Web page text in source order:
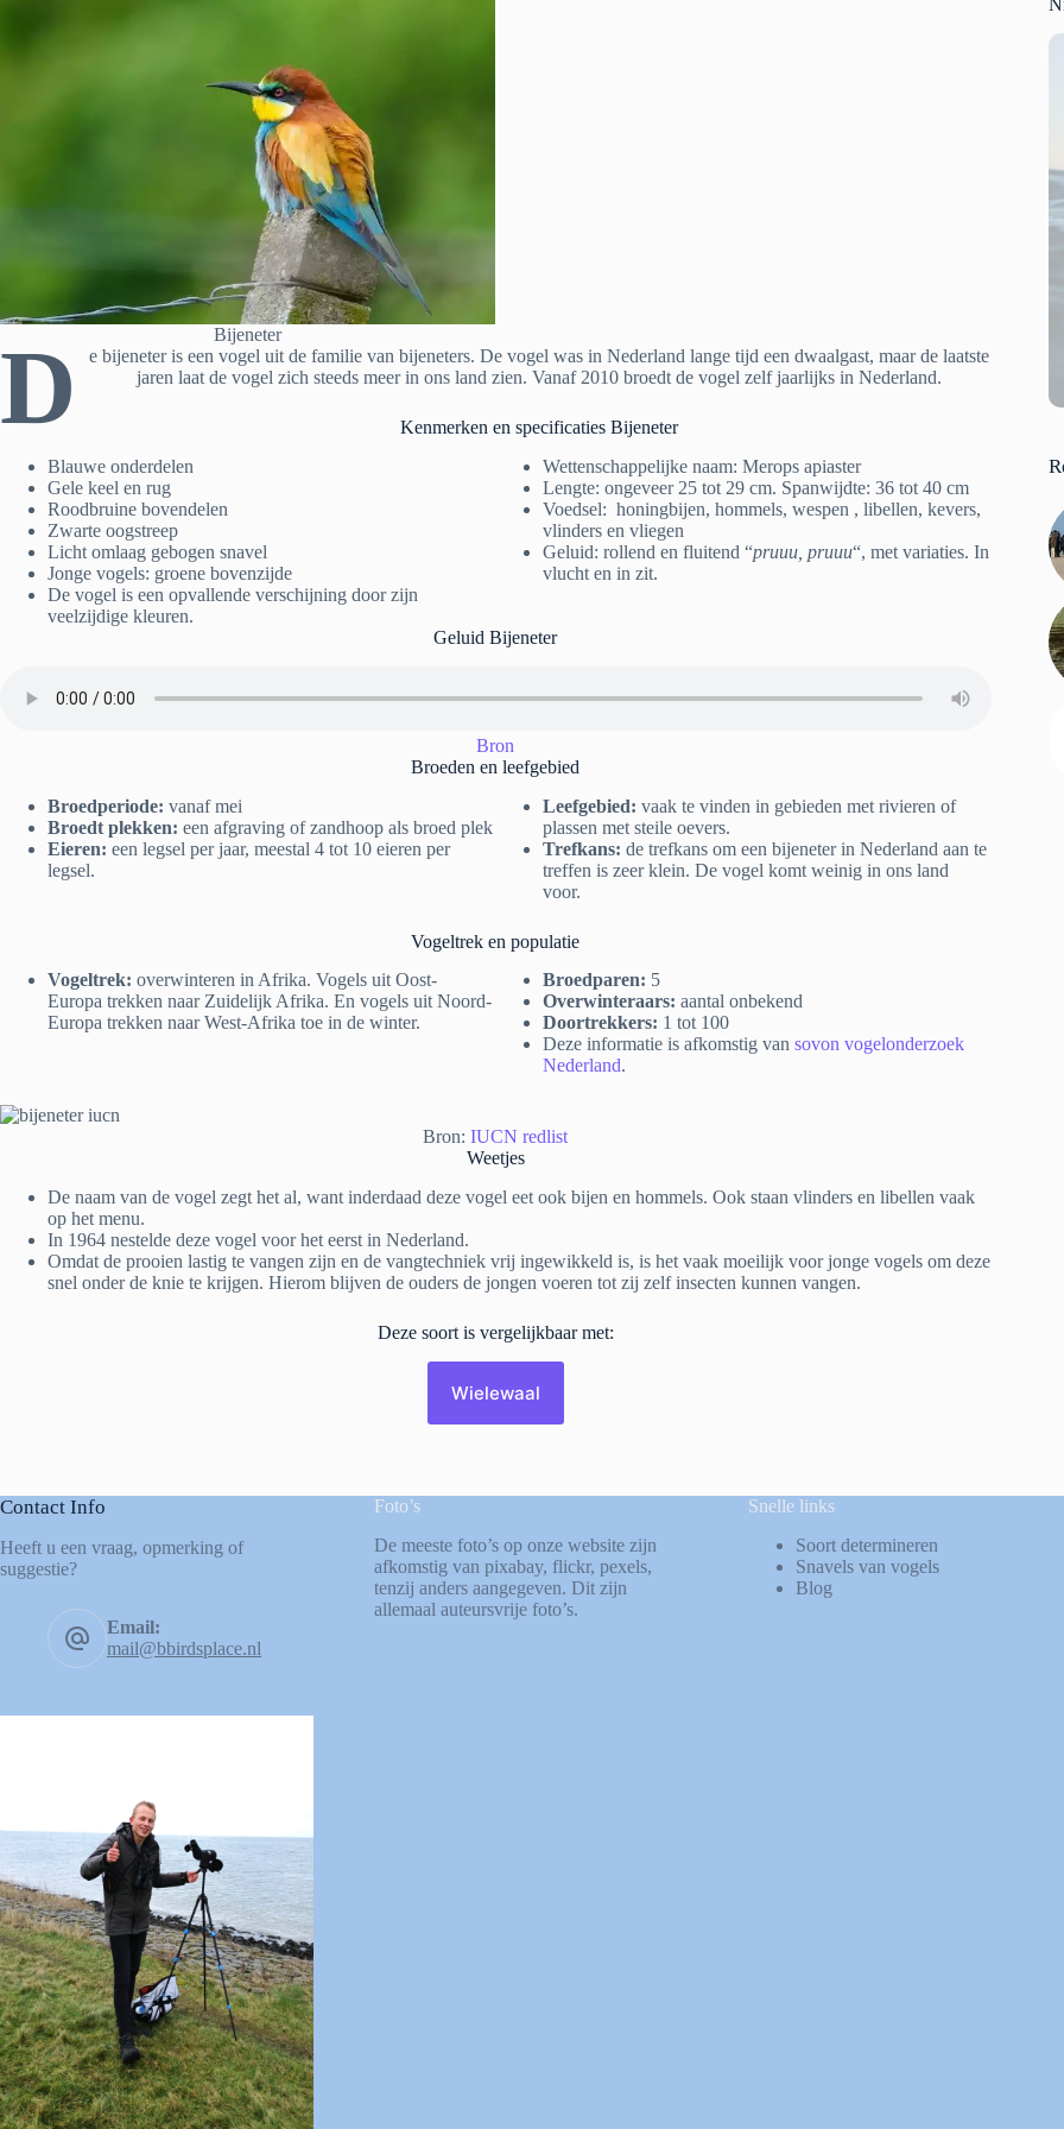
Bijeneter
D
e bijeneter is een vogel uit de familie van bijeneters. De vogel was in Nederland lange tijd een dwaalgast, maar de laatste
jaren laat de vogel zich steeds meer in ons land zien. Vanaf 2010 broedt de vogel zelf jaarlijks in Nederland.
Kenmerken en specificaties Bijeneter
Blauwe onderdelen
Gele keel en rug
Roodbruine bovendelen
Zwarte oogstreep
Licht omlaag gebogen snavel
Jonge vogels: groene bovenzijde
De vogel is een opvallende verschijning door zijn
veelzijdige kleuren.
Wettenschappelijke naam: Merops apiaster
Lengte: ongeveer 25 tot 29 cm. Spanwijdte: 36 tot 40 cm
Voedsel: honingbijen, hommels, wespen , libellen, kevers,
vlinders en vliegen
Geluid: rollend en fluitend “pruuu, pruuu“, met variaties. In
vlucht en in zit.
Geluid Bijeneter
Bron
Broeden en leefgebied
Broedperiode: vanaf mei
Broedt plekken: een afgraving of zandhoop als broed plek
Eieren: een legsel per jaar, meestal 4 tot 10 eieren per
legsel.
Leefgebied:vaak te vinden in gebieden met rivieren of
plassen met steile oevers.
Trefkans: de trefkans om een bijeneter in Nederland aan te
treffen is zeer klein. De vogel komt weinig in ons land
voor.
Vogeltrek en populatie
Vogeltrek: overwinteren in Afrika. Vogels uit Oost-
Europa trekken naar Zuidelijk Afrika. En vogels uit Noord-
Europa trekken naar West-Afrika toe in de winter.
Broedparen: 5
Overwinteraars: aantal onbekend
Doortrekkers: 1 tot 100
Deze informatie is afkomstig vansovon vogelonderzoek
Nederland.
Bron: IUCN redlist
Weetjes
De naam van de vogel zegt het al, want inderdaad deze vogel eet ook bijen en hommels. Ook staan vlinders en libellen vaak
op het menu.
In 1964 nestelde deze vogel voor het eerst in Nederland.
Omdat de prooien lastig te vangen zijn en de vangtechniek vrij ingewikkeld is, is het vaak moeilijk voor jonge vogels om deze
snel onder de knie te krijgen. Hierom blijven de ouders de jongen voeren tot zij zelf insecten kunnen vangen.
Deze soort is vergelijkbaar met:
Wielewaal
Contact Info
Heeft u een vraag, opmerking of
suggestie?
Email:
mail@bbirdsplace.nl
Foto’s
De meeste foto’s op onze website zijn
afkomstig van pixabay, flickr, pexels,
tenzij anders aangegeven. Dit zijn
allemaal auteursvrije foto’s.
Snelle links
Soort determineren
Snavels van vogels
Blog